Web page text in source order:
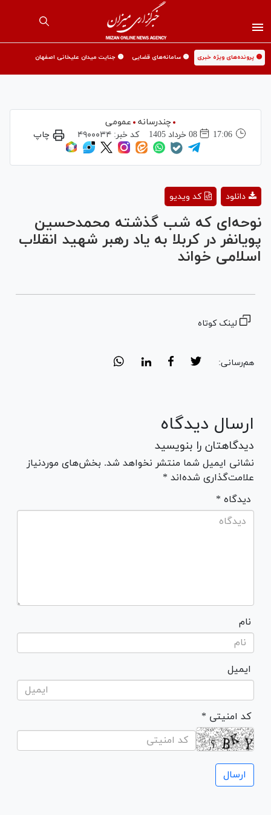
🟡 پرونده‌های ویژه خبری 🟡 سامانه‌های قضایی 🟡 جنایت میدان علیخانی اصفهان
چندرسانه
عمومی
17:06
08 خرداد 1405 کد خبر:۴۹۰۰۰۳۴ چاپ
Video
کد ویدیو دانلود
نوحه‌ای که شب گذشته محمدحسین
پویانفر در کربلا به یاد رهبر شهید انقلاب
اسلامی خواند
لینک کوتاه
هم‌رسانی:
ارسال دیدگاه
دیدگاهتان را بنویسید
نشانی ایمیل شما منتشر نخواهد شد. بخش‌های موردنیاز
علامت‌گذاری شده‌اند *
* دیدگاه
نام
ایمیل
* کد امنیتی